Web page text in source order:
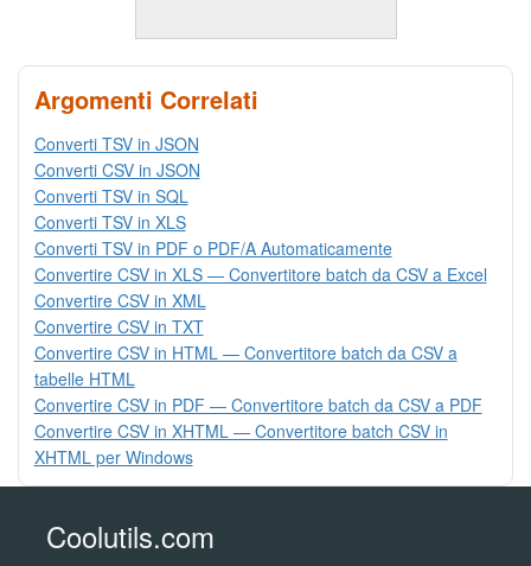
Argomenti Correlati
Converti TSV in JSON
Converti CSV in JSON
Converti TSV in SQL
Converti TSV in XLS
Converti TSV in PDF o PDF/A Automaticamente
Convertire CSV in XLS — Convertitore batch da CSV a Excel
Convertire CSV in XML
Convertire CSV in TXT
Convertire CSV in HTML — Convertitore batch da CSV a
tabelle HTML
Convertire CSV in PDF — Convertitore batch da CSV a PDF
Convertire CSV in XHTML — Convertitore batch CSV in
XHTML per Windows
Coolutils.com